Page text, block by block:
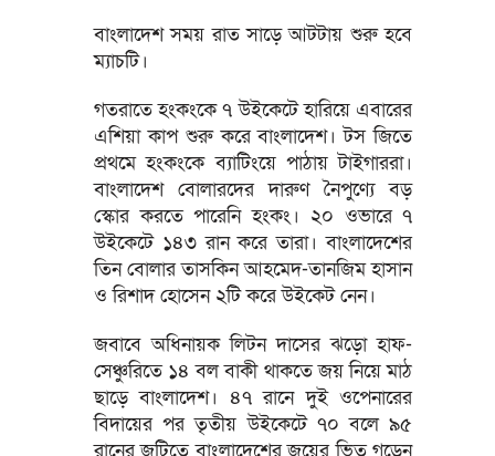
বাংলাদেশ সময় রাত সাড়ে আটটায় শুরু হবে
ম্যাচটি।
গতরাতে হংকংকে ৭ উইকেটে হারিয়ে এবারের
এশিয়া কাপ শুরু করে বাংলাদেশ। টস জিতে
প্রথমে হংকংকে ব্যাটিংয়ে পাঠায় টাইগাররা।
বাংলাদেশ বোলারদের দারুণ নৈপুণ্যে বড়
স্কোর করতে পারেনি হংকং। ২০ ওভারে ৭
উইকেটে ১৪৩ রান করে তারা। বাংলাদেশের
তিন বোলার তাসকিন আহমেদ-তানজিম হাসান
ও রিশাদ হোসেন ২টি করে উইকেট নেন।
জবাবে অধিনায়ক লিটন দাসের ঝড়ো হাফ-
সেঞ্চুরিতে ১৪ বল বাকী থাকতে জয় নিয়ে মাঠ
ছাড়ে বাংলাদেশ। ৪৭ রানে দুই ওপেনারের
বিদায়ের পর তৃতীয় উইকেটে ৭০ বলে ৯৫
রানের জুটিতে বাংলাদেশের জয়ের ভিত গড়েন